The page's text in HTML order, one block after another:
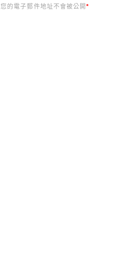
您的電子郵件地址不會被公開*